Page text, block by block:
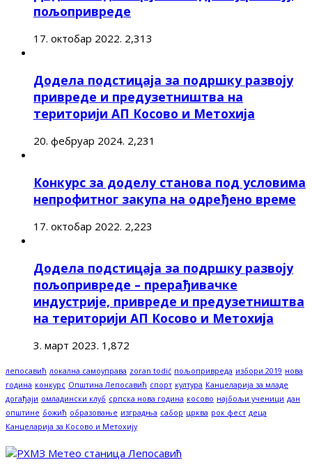
пољопривреде
17. октобар 2022. 2,313
Додела подстицаја за подршку развоју
привреде и предузетништва на
територији АП Косово и Метохија
20. фебруар 2024. 2,231
Конкурс за доделу станова под условима
непрофитног закупа на одређено време
17. октобар 2022. 2,223
Додела подстицаја за подршку развоју
пољопривреде – прерађивачке
индустрије, привреде и предузетништва
на територији АП Косово и Метохија
3. март 2023. 1,872
лепосавић локална самоуправа zoran todić пољопривреда избори 2019 нова
година конкурс Општина Лепосавић спорт култура Канцеларија за младе
догађаји омладински клуб српска нова година косово најбољи ученици дан
општине божић образовање изградња сабор црква рок фест деца
Канцеларија за Косово и Метохију